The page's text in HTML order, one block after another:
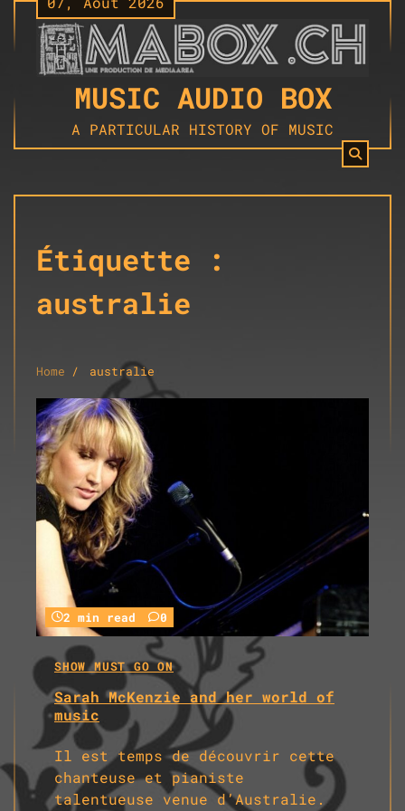
Skip
to
content
MUSIC AUDIO BOX
A PARTICULAR HISTORY OF MUSIC
Étiquette :
australie
Home australie
2 min read 0
SHOW MUST GO ON
Sarah McKenzie and her world of
music
Il est temps de découvrir cette
chanteuse et pianiste
talentueuse venue d’Australie.